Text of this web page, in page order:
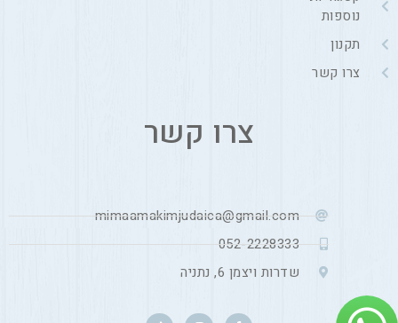
נוספות
תקנון
צרו קשר
צרו קשר
mimaamakimjudaica@gmail.com
052-2228333
שדרות ויצמן 6, נתניה